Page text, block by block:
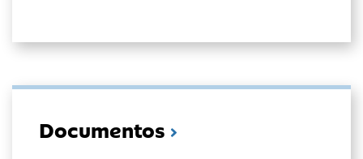
Documentos